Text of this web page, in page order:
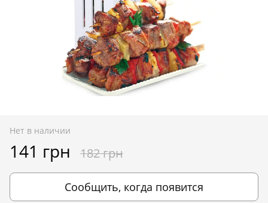
Нет в наличии
141 грн 182 грн
Сообщить, когда появится